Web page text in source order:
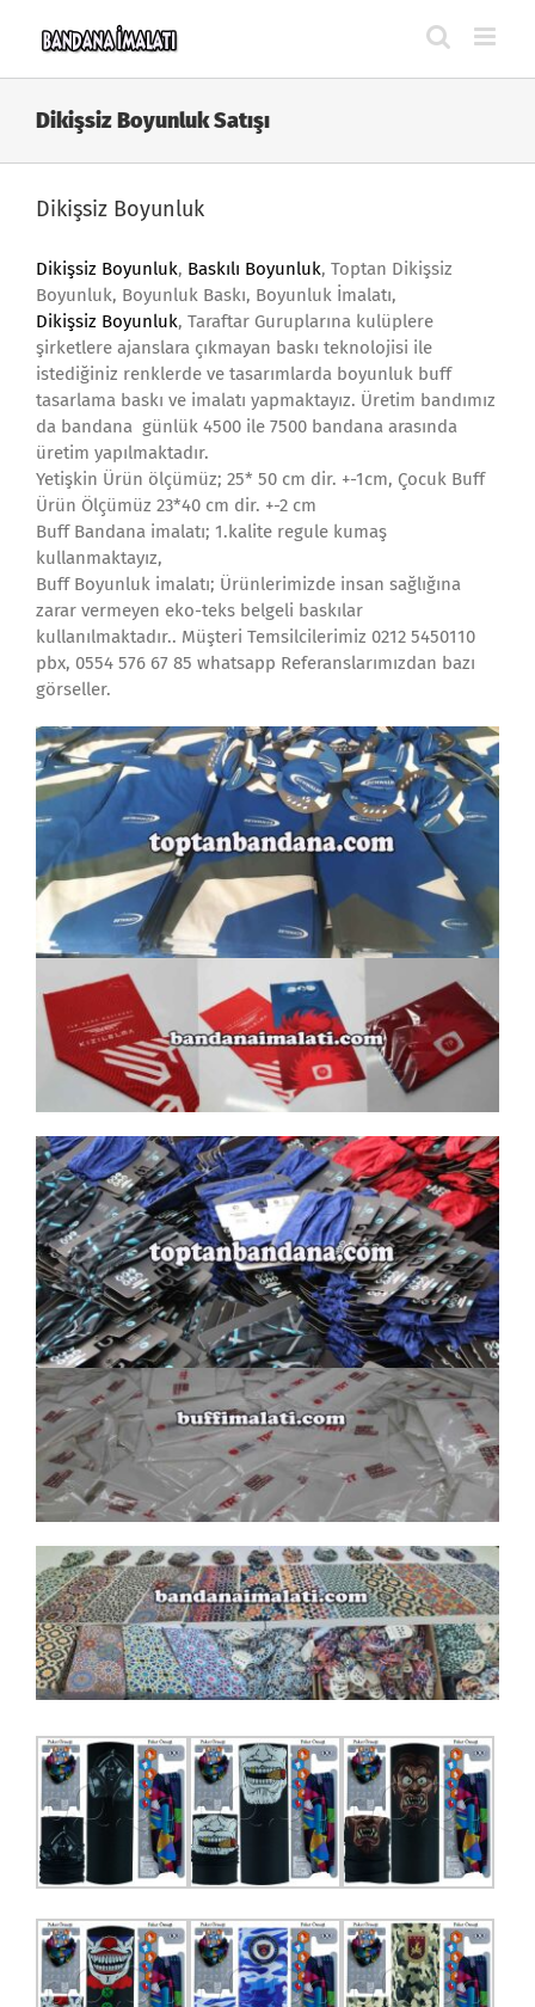
Dikişsiz Boyunluk Satışı
Dikişsiz Boyunluk
Dikişsiz Boyunluk, Baskılı Boyunluk, Toptan Dikişsiz
Boyunluk, Boyunluk Baskı, Boyunluk İmalatı,
Dikişsiz Boyunluk, Taraftar Guruplarına kulüplere
şirketlere ajanslara çıkmayan baskı teknolojisi ile
istediğiniz renklerde ve tasarımlarda boyunluk buff
tasarlama baskı ve imalatı yapmaktayız. Üretim bandımız
da bandana günlük 4500 ile 7500 bandana arasında
üretim yapılmaktadır.
Yetişkin Ürün ölçümüz; 25* 50 cm dir. +-1cm, Çocuk Buff
Ürün Ölçümüz 23*40 cm dir. +-2 cm
Buff Bandana imalatı; 1.kalite regule kumaş
kullanmaktayız,
Buff Boyunluk imalatı; Ürünlerimizde insan sağlığına
zarar vermeyen eko-teks belgeli baskılar
kullanılmaktadır.. Müşteri Temsilcilerimiz 0212 5450110
pbx, 0554 576 67 85 whatsapp Referanslarımızdan bazı
görseller.